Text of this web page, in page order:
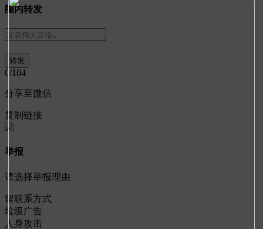
圈内转发
0/104
分享至微信
复制链接
举报
请选择举报理由
留联系方式
垃圾广告
人身攻击